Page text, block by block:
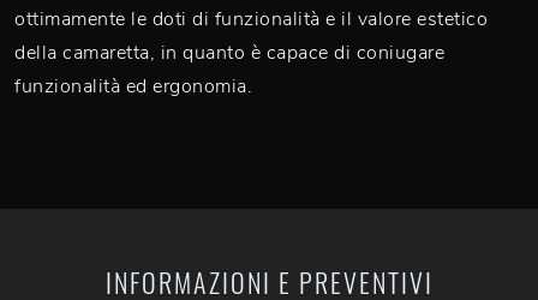
ottimamente le doti di funzionalità e il valore estetico
della camaretta, in quanto è capace di coniugare
funzionalità ed ergonomia.
INFORMAZIONI E PREVENTIVI